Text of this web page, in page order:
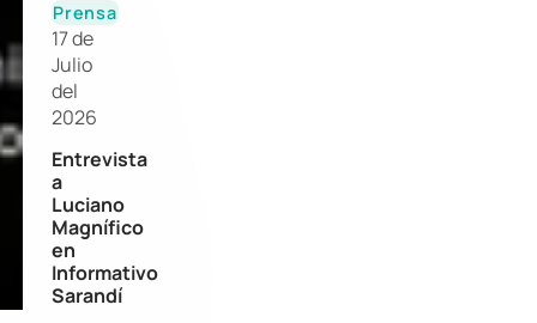
Prensa
17 de
Julio
del
2026
Entrevista
a
Luciano
Magnífico
en
Informativo
Sarandí